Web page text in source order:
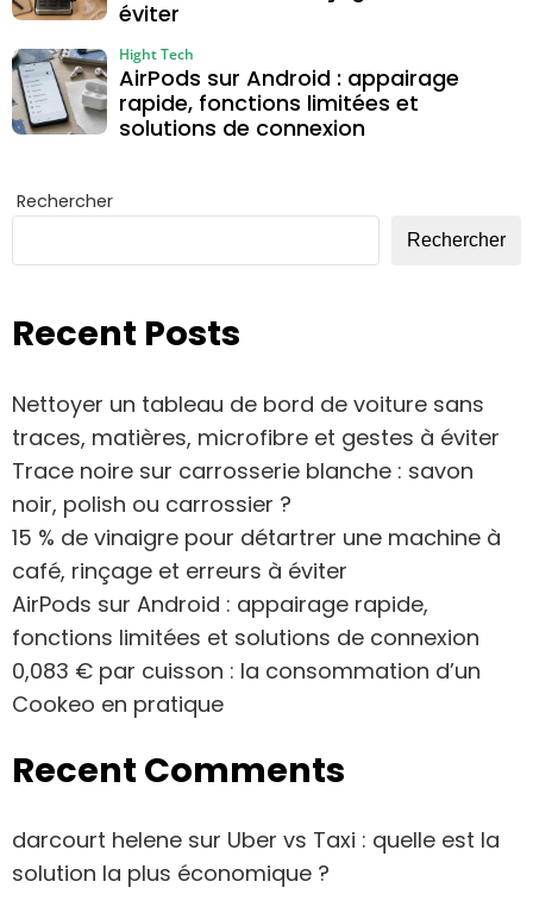
éviter
AirPods sur Android : appairage
rapide, fonctions limitées et
solutions de connexion
Hight Tech
Rechercher
Rechercher
Recent Posts
Nettoyer un tableau de bord de voiture sans
traces, matières, microfibre et gestes à éviter
Trace noire sur carrosserie blanche : savon
noir, polish ou carrossier ?
15 % de vinaigre pour détartrer une machine à
café, rinçage et erreurs à éviter
AirPods sur Android : appairage rapide,
fonctions limitées et solutions de connexion
0,083 € par cuisson : la consommation d’un
Cookeo en pratique
Recent Comments
darcourt helene sur Uber vs Taxi : quelle est la
solution la plus économique ?